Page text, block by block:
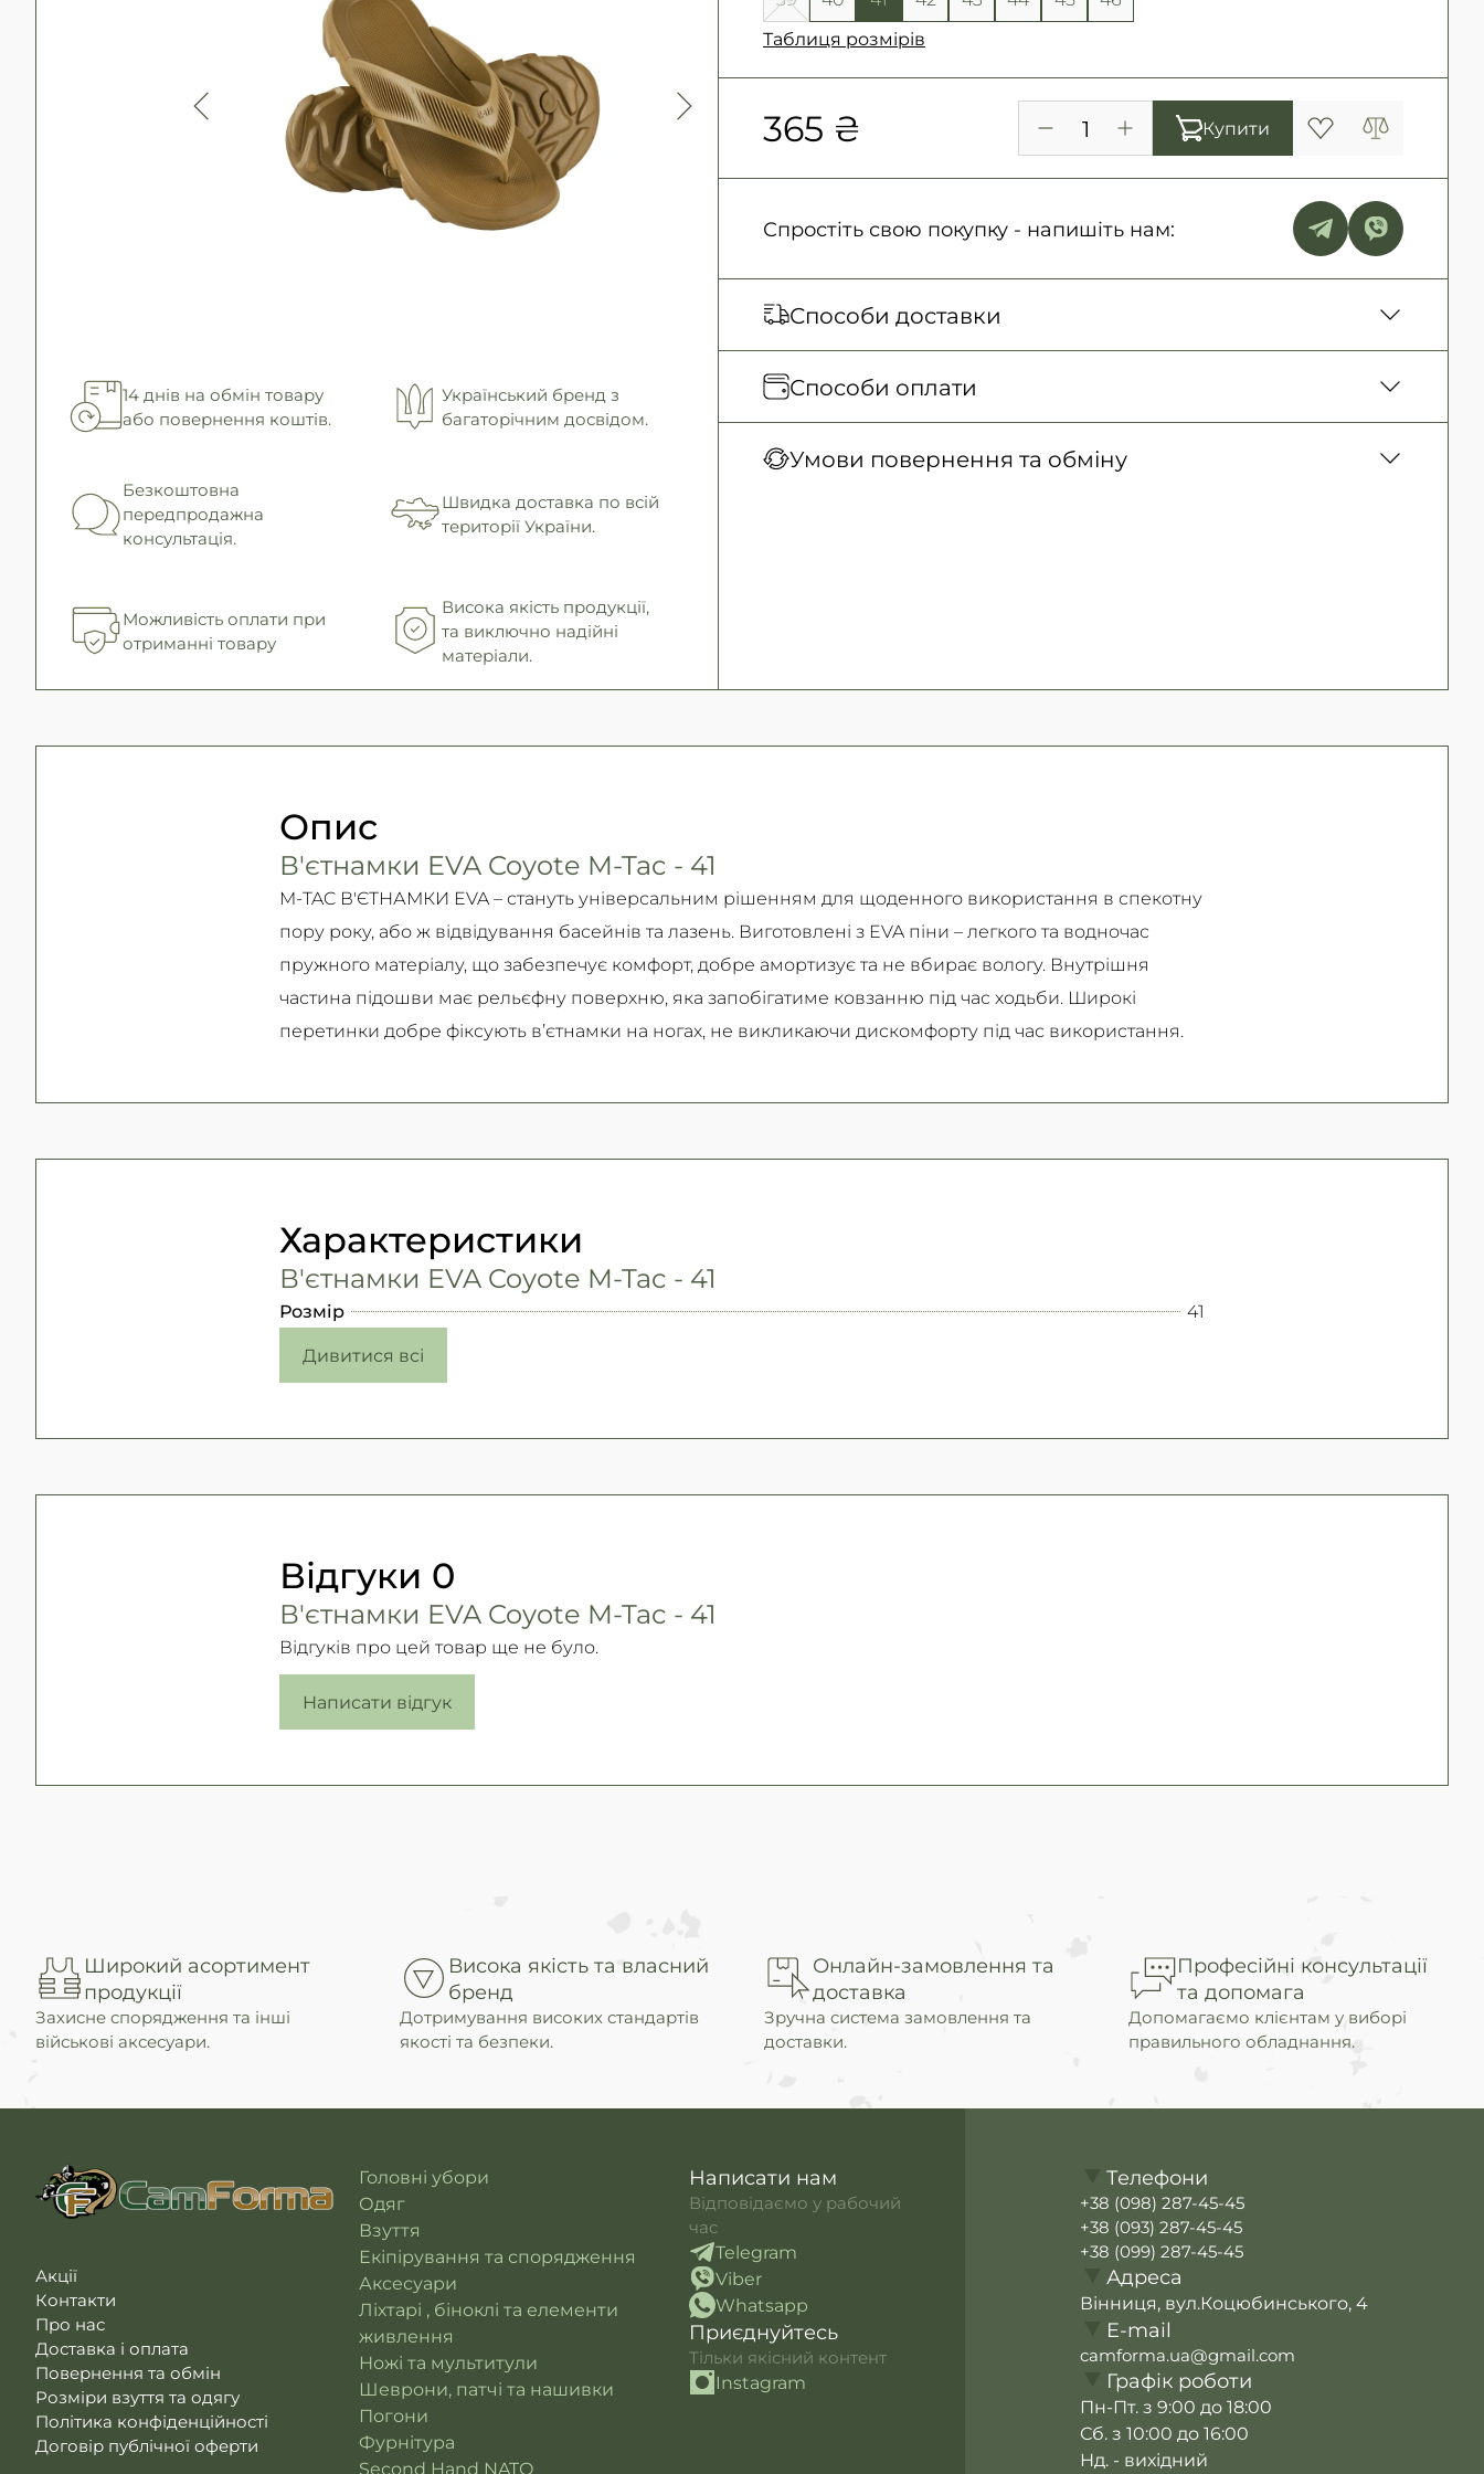
14 днів на обмін товару
або повернення коштів.
Український бренд з
багаторічним досвідом.
Безкоштовна
передпродажна
консультація.
Швидка доставка по всій
території України.
Можливість оплати при
отриманні товару
Висока якість продукції,
та виключно надійні
матеріали.
Таблиця розмірів
365 ₴ Купити
Спростіть свою покупку - напишіть нам:
Способи доставки
Відправка кожного дня. Післяплата тільки на замовлення від 500
грн
Нова Пошта (кур’єр)
300 грн. / 1-2 дні
Способи оплати
Безготівковими для юридичних осіб, Безготівковий для фізичних
Умови повернення та обміну
Опис
В'єтнамки EVA Coyote M-Tac - 41
M-TAC В'ЄТНАМКИ EVA – стануть універсальним рішенням для щоденного використання в спекотну
пору року, або ж відвідування басейнів та лазень. Виготовлені з EVA піни – легкого та водночас
пружного матеріалу, що забезпечує комфорт, добре амортизує та не вбирає вологу. Внутрішня
частина підошви має рельєфну поверхню, яка запобігатиме ковзанню під час ходьби. Широкі
перетинки добре фіксують в’єтнамки на ногах, не викликаючи дискомфорту під час використання.
Характеристики
В'єтнамки EVA Coyote M-Tac - 41
Розмір
41
Дивитися всі
Відгуки 0
В'єтнамки EVA Coyote M-Tac - 41
Відгуків про цей товар ще не було.
Написати відгук
Широкий асортимент
продукції
Захисне спорядження та інші
військові аксесуари.
Висока якість та власний
бренд
Дотримування високих стандартів
якості та безпеки.
Онлайн-замовлення та
доставка
Зручна система замовлення та
доставки.
Професійні консультації
та допомага
Допомагаємо клієнтам у виборі
правильного обладнання.
Акції
Контакти
Про нас
Доставка і оплата
Повернення та обмін
Розміри взуття та одягу
Політика конфіденційності
Договір публічної оферти
Головні убори
Одяг
Взуття
Екіпірування та спорядження
Аксесуари
Ліхтарі , біноклі та елементи
живлення
Ножі та мультитули
Шеврони, патчі та нашивки
Погони
Фурнітура
Second Hand NATO
Написати нам
Відповідаємо у рабочий
час
Telegram
Viber
Whatsapp
Приєднуйтесь
Тільки якісний контент
Instagram
Телефони
+38 (098) 287-45-45
+38 (093) 287-45-45
+38 (099) 287-45-45
Адреса
Вінниця, вул.Коцюбинського, 4
E-mail
camforma.ua@gmail.com
Графік роботи
Пн-Пт. з 9:00 до 18:00
Сб. з 10:00 до 16:00
Нд. - вихідний